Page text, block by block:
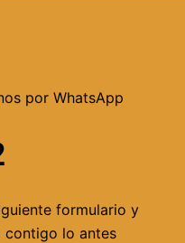
por WhatsApp
formulario y
contigo lo antes